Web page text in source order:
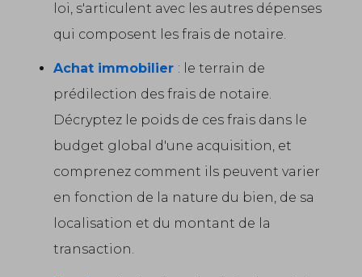
loi, s'articulent avec les autres dépenses
qui composent les frais de notaire.
Achat immobilier : le terrain de
prédilection des frais de notaire.
Décryptez le poids de ces frais dans le
budget global d'une acquisition, et
comprenez comment ils peuvent varier
en fonction de la nature du bien, de sa
localisation et du montant de la
transaction.